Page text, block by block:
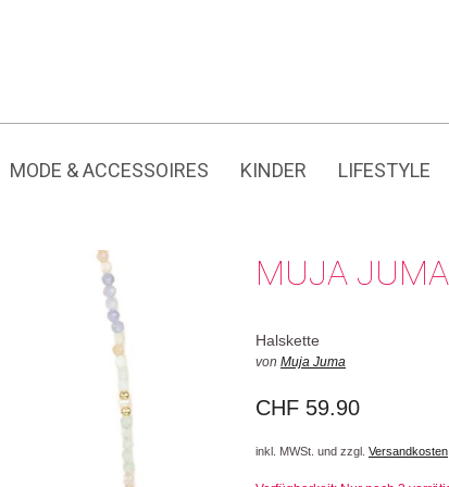
MODE & ACCESSOIRES KINDER LIFESTYLE
MUJA
Halskette
von Muja Juma
CHF 59.90
inkl. MWSt. und zzgl. Versandkosten